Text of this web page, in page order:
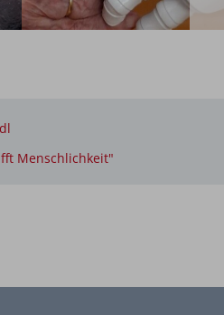
Menschlichkeit"